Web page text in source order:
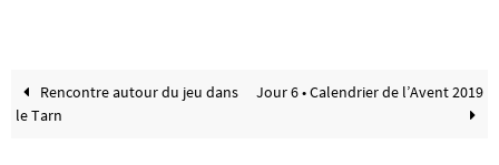
Rencontre autour du jeu dans
le Tarn
Jour 6 • Calendrier de l’Avent 2019